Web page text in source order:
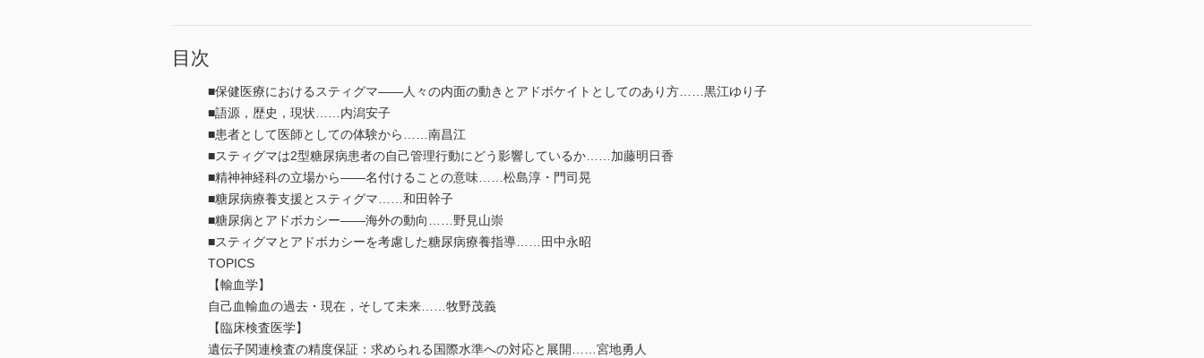
目次
■保健医療におけるスティグマ――人々の内面の動きとアドボケイトとしてのあり方……黒江ゆり子
■語源，歴史，現状……内潟安子
■患者として医師としての体験から……南昌江
■スティグマは2型糖尿病患者の自己管理行動にどう影響しているか……加藤明日香
■精神神経科の立場から――名付けることの意味……松島淳・門司晃
■糖尿病療養支援とスティグマ……和田幹子
■糖尿病とアドボカシー――海外の動向……野見山崇
■スティグマとアドボカシーを考慮した糖尿病療養指導……田中永昭
TOPICS
【輸血学】
自己血輸血の過去・現在，そして未来……牧野茂義
【臨床検査医学】
遺伝子関連検査の精度保証：求められる国際水準への対応と展開……宮地勇人